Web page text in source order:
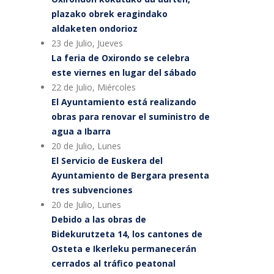
plazako obrek eragindako
aldaketen ondorioz
23 de Julio, Jueves
La feria de Oxirondo se celebra
este viernes en lugar del sábado
22 de Julio, Miércoles
El Ayuntamiento está realizando
obras para renovar el suministro de
agua a Ibarra
20 de Julio, Lunes
El Servicio de Euskera del
Ayuntamiento de Bergara presenta
tres subvenciones
20 de Julio, Lunes
Debido a las obras de
Bidekurutzeta 14, los cantones de
Osteta e Ikerleku permanecerán
cerrados al tráfico peatonal